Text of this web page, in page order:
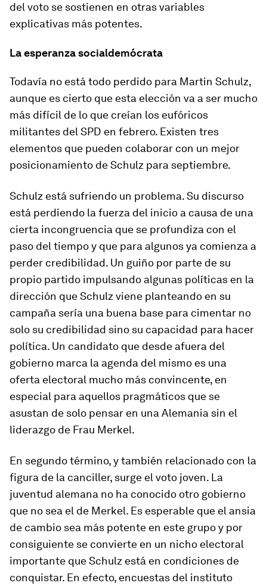
del voto se sostienen en otras variables
explicativas más potentes.
La esperanza socialdemócrata
Todavía no está todo perdido para Martin Schulz,
aunque es cierto que esta elección va a ser mucho
más difícil de lo que creían los eufóricos
militantes del SPD en febrero. Existen tres
elementos que pueden colaborar con un mejor
posicionamiento de Schulz para septiembre.
Schulz está sufriendo un problema. Su discurso
está perdiendo la fuerza del inicio a causa de una
cierta incongruencia que se profundiza con el
paso del tiempo y que para algunos ya comienza a
perder credibilidad. Un guiño por parte de su
propio partido impulsando algunas políticas en la
dirección que Schulz viene planteando en su
campaña sería una buena base para cimentar no
solo su credibilidad sino su capacidad para hacer
política. Un candidato que desde afuera del
gobierno marca la agenda del mismo es una
oferta electoral mucho más convincente, en
especial para aquellos pragmáticos que se
asustan de solo pensar en una Alemania sin el
liderazgo de Frau Merkel.
En segundo término, y también relacionado con la
figura de la canciller, surge el voto joven. La
juventud alemana no ha conocido otro gobierno
que no sea el de Merkel. Es esperable que el ansia
de cambio sea más potente en este grupo y por
consiguiente se convierte en un nicho electoral
importante que Schulz está en condiciones de
conquistar. En efecto, encuestas del instituto